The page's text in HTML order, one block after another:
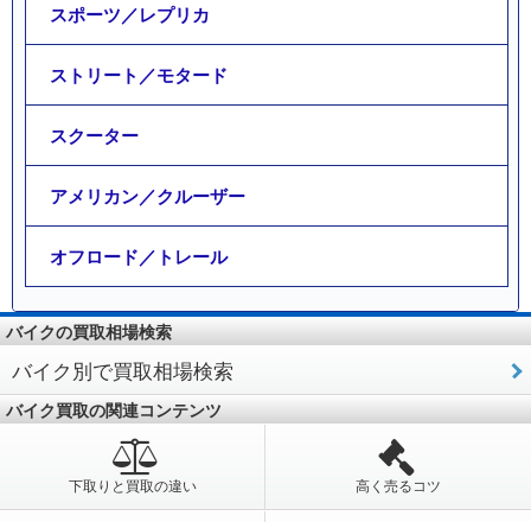
スポーツ／レプリカ
ストリート／モタード
スクーター
アメリカン／クルーザー
オフロード／トレール
バイクの買取相場検索
バイク別で買取相場検索
バイク買取の関連コンテンツ
下取りと買取の違い 高く売るコツ